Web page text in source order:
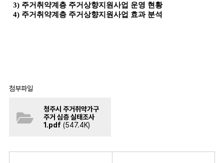
3) 주거취약계층 주거상향지원사업 운영 현황
4) 주거취약계층 주거상향지원사업 효과 분석
첨부파일
청주시 주거취약가구
주거 심층 실태조사
1.pdf (547.4K)